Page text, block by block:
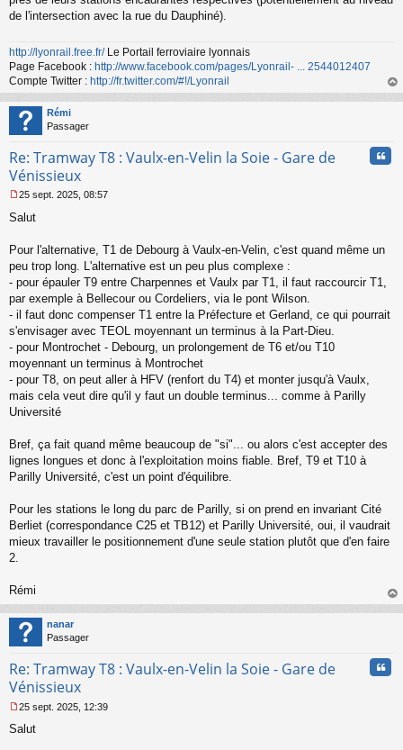
l
u
de l'intersection avec la rue du Dauphiné).
http://lyonrail.free.fr/Le Portail ferroviaire lyonnais
Page Facebook : http://www.facebook.com/pages/Lyonrail- ... 2544012407
Compte Twitter : http://fr.twitter.com/#!/Lyonrail
au
Rémi
Passager
Re: Tramway T8 : Vaulx-en-Velin la Soie - Gare de
Vénissieux
e
s
g
e
n
o
n
u
25 sept. 2025, 08:57
Salut
Pour l'alternative, T1 de Debourg à Vaulx-en-Velin, c'est quand même un
peu trop long. L'alternative est un peu plus complexe :
- pour épauler T9 entre Charpennes et Vaulx par T1, il faut raccourcir T1,
par exemple à Bellecour ou Cordeliers, via le pont Wilson.
- il faut donc compenser T1 entre la Préfecture et Gerland, ce qui pourrait
s'envisager avec TEOL moyennant un terminus à la Part-Dieu.
- pour Montrochet - Debourg, un prolongement de T6 et/ou T10
moyennant un terminus à Montrochet
- pour T8, on peut aller à HFV (renfort du T4) et monter jusqu'à Vaulx,
mais cela veut dire qu'il y faut un double terminus... comme à Parilly
Université
Bref, ça fait quand même beaucoup de "si"... ou alors c'est accepter des
lignes longues et donc à l'exploitation moins fiable. Bref, T9 et T10 à
Parilly Université, c'est un point d'équilibre.
Pour les stations le long du parc de Parilly, si on prend en invariant Cité
Berliet (correspondance C25 et TB12) et Parilly Université, oui, il vaudrait
mieux travailler le positionnement d'une seule station plutôt que d'en faire
2.
Rémi
au
nanar
Passager
Re: Tramway T8 : Vaulx-en-Velin la Soie - Gare de
Vénissieux
e
25 sept. 2025, 12:39
Salut